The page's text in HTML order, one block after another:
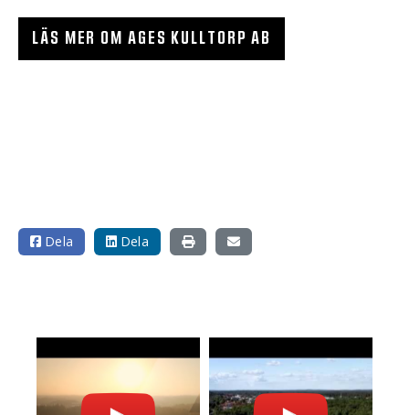
LÄS MER OM AGES KULLTORP AB
Dela Dela